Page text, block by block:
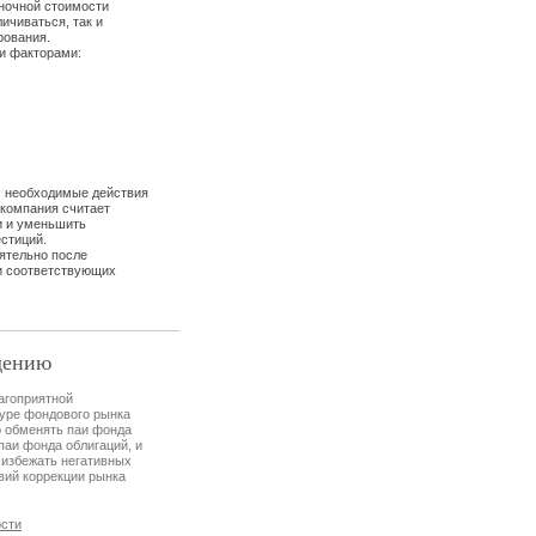
стоимости
так и
факторами:
действия
считает
и уменьшить
после
соответствующих
фондового рынка
обменять паи фонда
фонда облигаций, и
негативных
коррекции рынка